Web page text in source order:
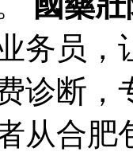
务员，
诊断，
合肥